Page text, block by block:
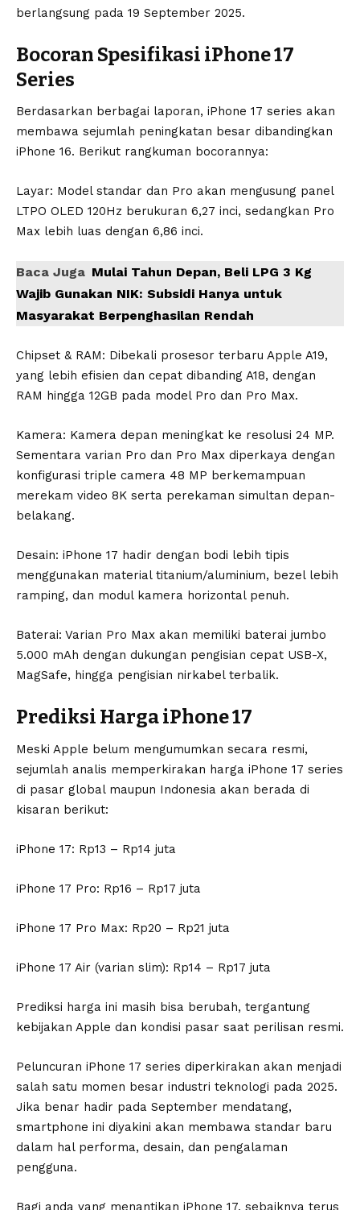
berlangsung pada 19 September 2025.
Bocoran Spesifikasi iPhone 17
Series
Berdasarkan berbagai laporan, iPhone 17 series akan
membawa sejumlah peningkatan besar dibandingkan
iPhone 16. Berikut rangkuman bocorannya:
Layar: Model standar dan Pro akan mengusung panel
LTPO OLED 120Hz berukuran 6,27 inci, sedangkan Pro
Max lebih luas dengan 6,86 inci.
Baca Juga Mulai Tahun Depan, Beli LPG 3 Kg
Wajib Gunakan NIK: Subsidi Hanya untuk
Masyarakat Berpenghasilan Rendah
Chipset & RAM: Dibekali prosesor terbaru Apple A19,
yang lebih efisien dan cepat dibanding A18, dengan
RAM hingga 12GB pada model Pro dan Pro Max.
Kamera: Kamera depan meningkat ke resolusi 24 MP.
Sementara varian Pro dan Pro Max diperkaya dengan
konfigurasi triple camera 48 MP berkemampuan
merekam video 8K serta perekaman simultan depan-
belakang.
Desain: iPhone 17 hadir dengan bodi lebih tipis
menggunakan material titanium/aluminium, bezel lebih
ramping, dan modul kamera horizontal penuh.
Baterai: Varian Pro Max akan memiliki baterai jumbo
5.000 mAh dengan dukungan pengisian cepat USB-X,
MagSafe, hingga pengisian nirkabel terbalik.
Prediksi Harga iPhone 17
Meski Apple belum mengumumkan secara resmi,
sejumlah analis memperkirakan harga iPhone 17 series
di pasar global maupun Indonesia akan berada di
kisaran berikut:
iPhone 17: Rp13 – Rp14 juta
iPhone 17 Pro: Rp16 – Rp17 juta
iPhone 17 Pro Max: Rp20 – Rp21 juta
iPhone 17 Air (varian slim): Rp14 – Rp17 juta
Prediksi harga ini masih bisa berubah, tergantung
kebijakan Apple dan kondisi pasar saat perilisan resmi.
Peluncuran iPhone 17 series diperkirakan akan menjadi
salah satu momen besar industri teknologi pada 2025.
Jika benar hadir pada September mendatang,
smartphone ini diyakini akan membawa standar baru
dalam hal performa, desain, dan pengalaman
pengguna.
Bagi anda yang menantikan iPhone 17, sebaiknya terus